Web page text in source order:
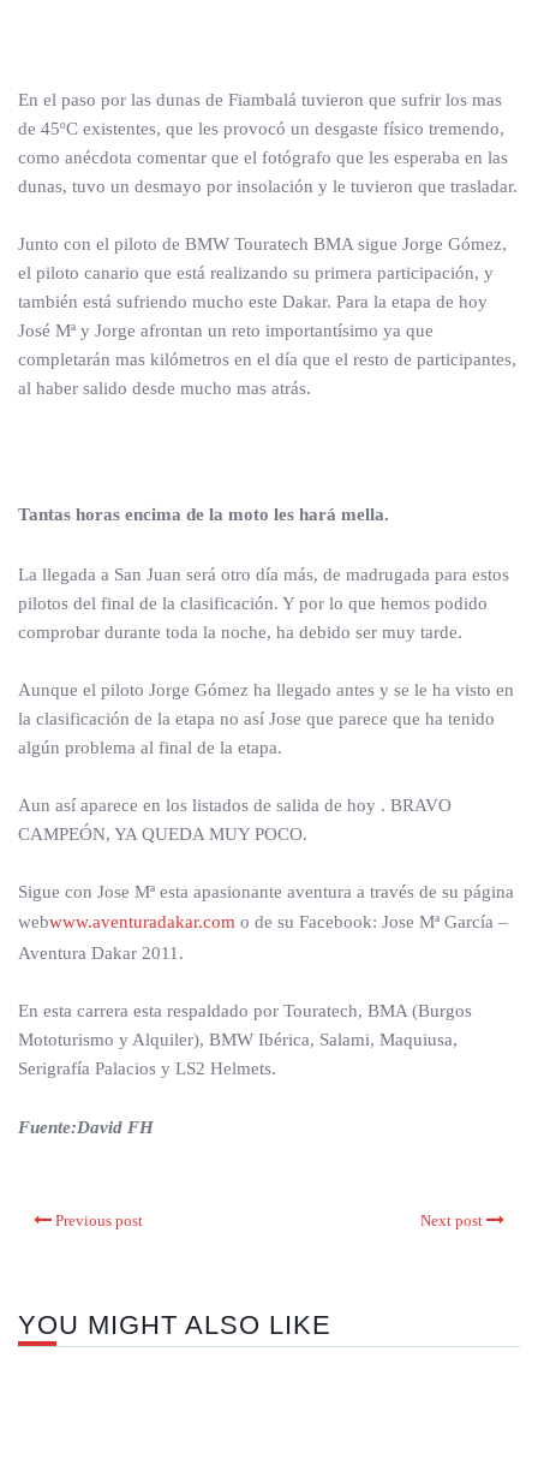
En el paso por las dunas de Fiambalá tuvieron que sufrir los mas
de 45ºC existentes, que les provocó un desgaste físico tremendo,
como anécdota comentar que el fotógrafo que les esperaba en las
dunas, tuvo un desmayo por insolación y le tuvieron que trasladar.
Junto con el piloto de BMW Touratech BMA sigue Jorge Gómez,
el piloto canario que está realizando su primera participación, y
también está sufriendo mucho este Dakar. Para la etapa de hoy
José Mª y Jorge afrontan un reto importantísimo ya que
completarán mas kilómetros en el día que el resto de participantes,
al haber salido desde mucho mas atrás.
Tantas horas encima de la moto les hará mella.
La llegada a San Juan será otro día más, de madrugada para estos
pilotos del final de la clasificación. Y por lo que hemos podido
comprobar durante toda la noche, ha debido ser muy tarde.
Aunque el piloto Jorge Gómez ha llegado antes y se le ha visto en
la clasificación de la etapa no así Jose que parece que ha tenido
algún problema al final de la etapa.
Aun así aparece en los listados de salida de hoy . BRAVO
CAMPEÓN, YA QUEDA MUY POCO.
Sigue con Jose Mª esta apasionante aventura a través de su página
webwww.aventuradakar.com o de su Facebook: Jose Mª García –
Aventura Dakar 2011.
En esta carrera esta respaldado por Touratech, BMA (Burgos
Mototurismo y Alquiler), BMW Ibérica, Salami, Maquiusa,
Serigrafía Palacios y LS2 Helmets.
Fuente:David FH
Previous post Next post
YOU MIGHT ALSO LIKE